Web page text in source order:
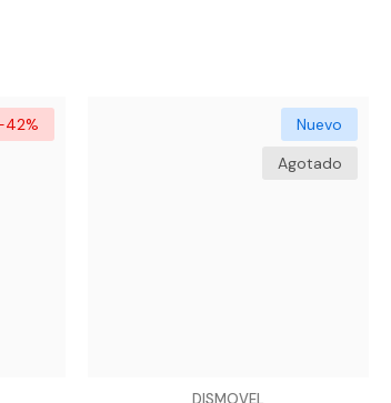
42%
Nuevo
Agotado
DISMOVEL